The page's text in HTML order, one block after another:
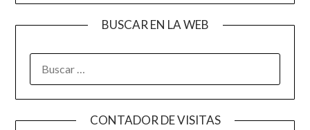
BUSCAR EN LA WEB
CONTADOR DE VISITAS